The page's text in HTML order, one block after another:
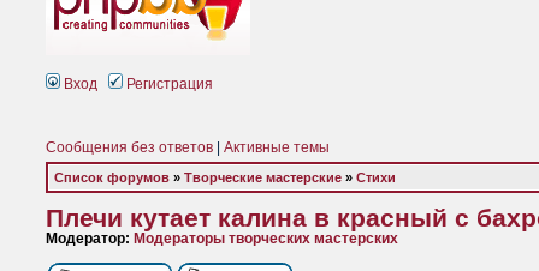
Вход Регистрация
Сообщения без ответов Активные темы
Список форумов » Творческие мастерские » Стихи
Плечи кутает калина в красный с
Модератор: Модераторы творческих мастерских